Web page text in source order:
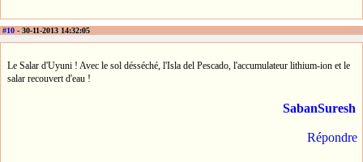
#10 - 30-11-2013 14:32:05
Le Salar d'Uyuni ! Avec le sol désséché, l'Isla del Pescado, l'accumulateur lithium-ion et le
salar recouvert d'eau !
SabanSuresh
Répondre